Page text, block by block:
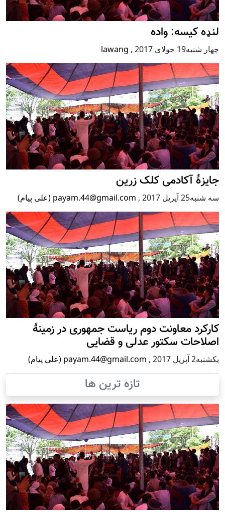
لنډه کیسه: واده
چهار شنبه19 جولای 2017 ,
lawang
جایزۀ آکادمی کلک زرین
سه شنبه25 آپریل 2017 , payam.44@gmail.com (علی پیام)
کارکرد معاونت دوم ریاست جمهوری در زمینۀ
اصلاحات سکتور عدلی و قضایی
يكشنبه2 آپریل 2017 , payam.44@gmail.com (علی پیام)
تازه ترین ها